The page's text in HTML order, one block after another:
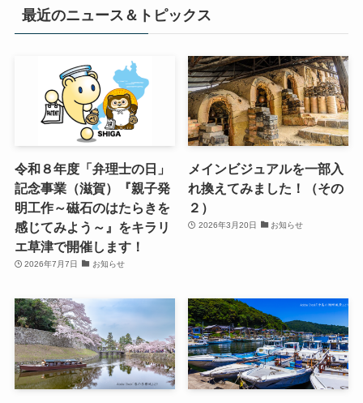
最近のニュース＆トピックス
令和８年度「弁理士の日」
記念事業（滋賀）『親子発
明工作～磁石のはたらきを
感じてみよう～』をキラリ
エ草津で開催します！
2026年7月7日 お知らせ
メインビジュアルを一部入
れ換えてみました！（その
２）
2026年3月20日 お知らせ